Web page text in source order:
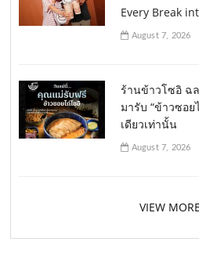
Every Break
August 7, 2026
ร้านข้าวโซอิ ฉ
มารับ “ข้าวซอ
เดียวเท่านั้น
August 7, 2026
VIEW MORE